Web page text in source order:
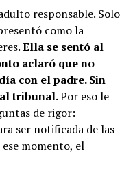
responsable. Solo
como la
Ella se sentó al
aclaró que no
con el padre. Sin
tribunal.Por eso le
de rigor:
ser notificada de las
momento, el